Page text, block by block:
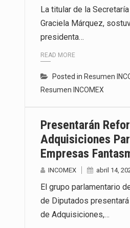
La titular de la
Graciela Márquez,
presidenta…
READ MORE
Posted in Resumen
Resumen INCOMEX
Presentarán
Adquisiciones
Empresas
INCOMEX abril 14,
El grupo parlamentario
de Diputados
de Adquisiciones,…